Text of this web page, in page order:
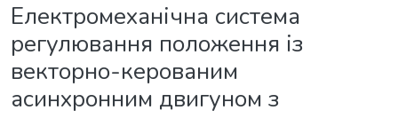
Електромеханічна система
регулювання положення із
векторно-керованим
асинхронним двигуном з